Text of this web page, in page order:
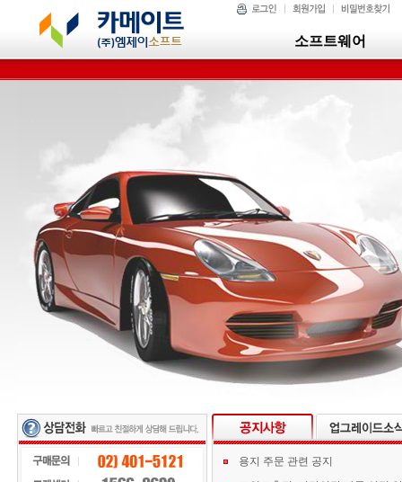
소프트웨어
용지 주문 관련 공지